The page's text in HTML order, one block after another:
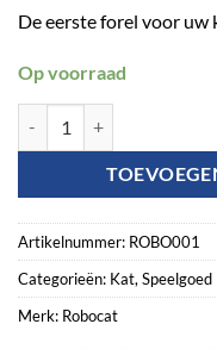
De eerste forel voor uw
Op voorraad
Artikelnummer: ROBO001
Categorieën: Kat, Speelgoed
Merk: Robocat